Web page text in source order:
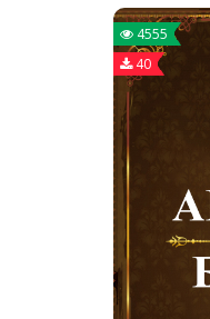
4555
40